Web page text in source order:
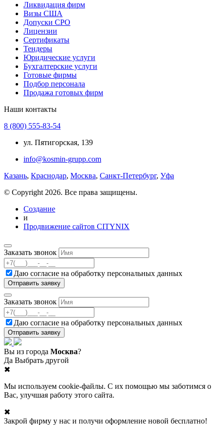
Ликвидация фирм
Визы США
Допуски СРО
Лицензии
Сертификаты
Тендеры
Юридические услуги
Бухгалтерские услуги
Готовые фирмы
Подбор персонала
Продажа готовых фирм
Наши контакты
8 (800) 555-83-54
ул. Пятигорская, 139
info@kosmin-grupp.com
Казань, Краснодар, Москва, Санкт-Петербург, Уфа
© Copyright 2026. Все права защищены.
Создание
и
Продвижение сайтов CITYNIX
Заказать звонок
Даю согласие на обработку персональных данных
Заказать звонок
Даю согласие на обработку персональных данных
Вы из города Москва?
Да Выбрать другой
✖
Мы используем cookie-файлы. С их помощью мы заботимся о
Вас, улучшая работу этого сайта.
✖
Закрой фирму у нас и получи оформление новой бесплатно!